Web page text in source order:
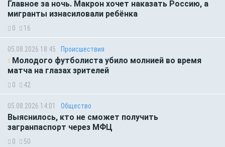
Главное за ночь. Макрон хочет наказать Россию, а
мигранты изнасиловали ребёнка
0 16
05.08.2026 18:45 Происшествия
Молодого футболиста убило молнией во время
матча на глазах зрителей
0 42
05.08.2026 14:01 Общество
Выяснилось, кто не сможет получить
загранпаспорт через МФЦ
0 50